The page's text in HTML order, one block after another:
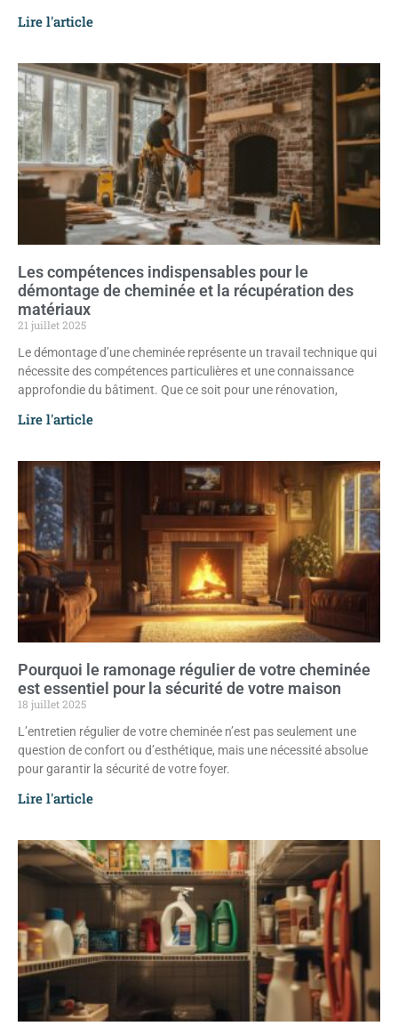
Lire l'article
Les compétences indispensables pour le
démontage de cheminée et la récupération des
matériaux
21 juillet 2025
Le démontage d’une cheminée représente un travail technique qui
nécessite des compétences particulières et une connaissance
approfondie du bâtiment. Que ce soit pour une rénovation,
Lire l'article
Pourquoi le ramonage régulier de votre cheminée
est essentiel pour la sécurité de votre maison
18 juillet 2025
L’entretien régulier de votre cheminée n’est pas seulement une
question de confort ou d’esthétique, mais une nécessité absolue
pour garantir la sécurité de votre foyer.
Lire l'article